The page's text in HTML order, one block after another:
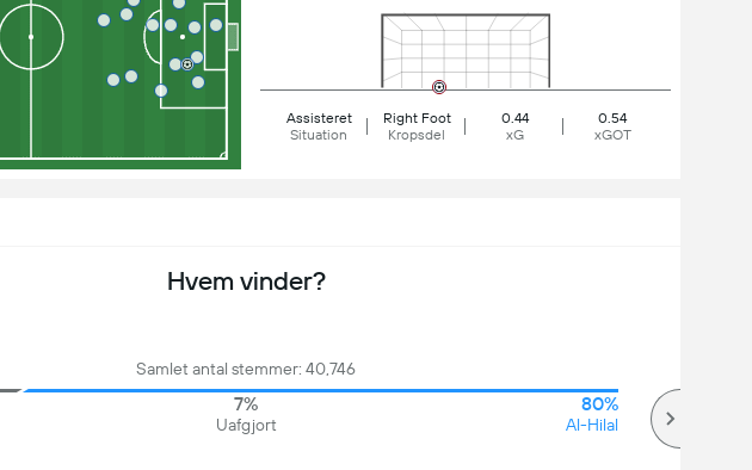
Assisteret
Situation
Right Foot
Kropsdel
0.44
xG
0.54
xGOT
Hvem vinder?
Samlet antal stemmer: 40,746
7%
Uafgjort
80%
Al-Hilal